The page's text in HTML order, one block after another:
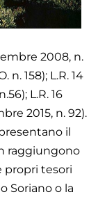
2008, n.
n. 158); L.R. 14
L.R. 16
2015, n. 92).
il
raggiungono
propri tesori
Soriano o la